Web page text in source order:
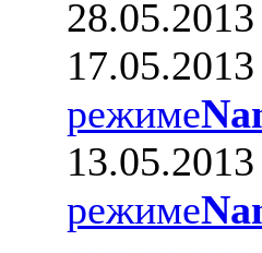
28.05.2013
17.05.2013
режиме
13.05.2013
режиме